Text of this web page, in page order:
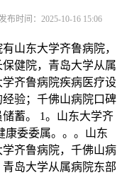
布时间：2025-10-16 15:06
东大学齐鲁病院，
健院，青岛大学从属
齐鲁病院疾病医疗设
验；千佛山病院口碑
蓄。 1。山东大学齐
康委委属。。。山东
齐鲁病院，千佛山病
岛大学从属病院东部